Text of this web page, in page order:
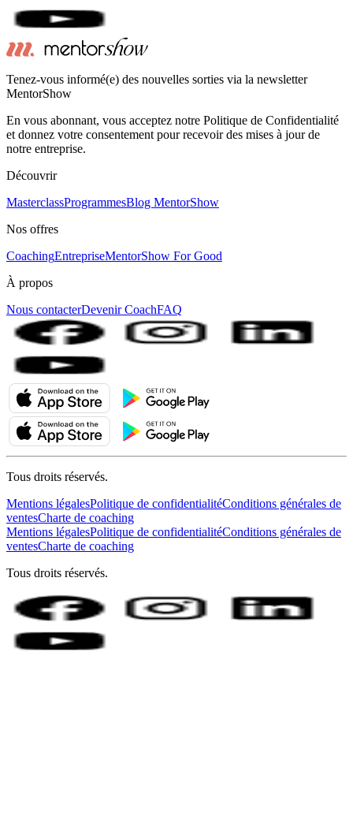
Tenez-vous informé(e) des nouvelles sorties via la newsletter
MentorShow
En vous abonnant, vous acceptez notre Politique de Confidentialité
et donnez votre consentement pour recevoir des mises à jour de
notre entreprise.
Découvrir
MasterclassProgrammesBlog MentorShow
Nos offres
CoachingEntrepriseMentorShow For Good
À propos
Nous contacterDevenir CoachFAQ
Tous droits réservés.
Mentions légalesPolitique de confidentialitéConditions générales de
ventesCharte de coaching
Mentions légalesPolitique de confidentialitéConditions générales de
ventesCharte de coaching
Tous droits réservés.